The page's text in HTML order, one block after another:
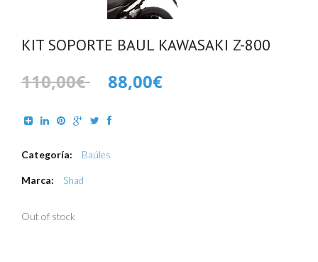
KIT SOPORTE BAUL KAWASAKI Z-800
110,00€ 88,00€
Categoría: Baúles
Marca: Shad
Out of stock